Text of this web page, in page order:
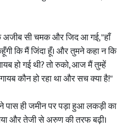
सी चमक और जिद आ गई, "हाँ
कि मैं जिंदा हूँ। और तुमने कहा न कि
हो गई थी? तो रुको, आज मैं तुम्हें
कौन हो रहा था और सच क्या है!"
पास ही जमीन पर पड़ा हुआ लकड़ी का
और तेजी से अरुण की तरफ बढ़ी।